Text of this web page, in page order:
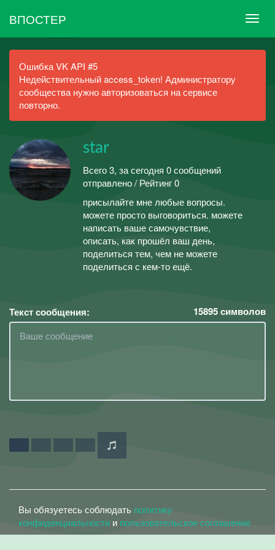
ВПОСТЕР
Ошибка VK API #5
Недействительный access_token! Администратору
сообщества нужно авторизоваться на сервисе
повторно.
star
Всего 3, за сегодня 0 сообщений
отправлено / Рейтинг 0
присылайте мне любые вопросы.
можете просто выговориться. можете
написать ваше самочувствие,
описать, как прошёл ваш день,
поделиться тем, чем не можете
поделиться с кем-то ещё.
Текст сообщения: 15895символов
Вы обязуетесь соблюдать политику
конфиденциальности и пользовательское соглашение